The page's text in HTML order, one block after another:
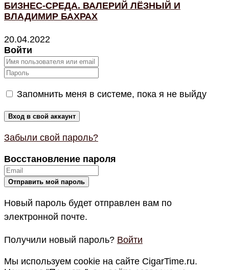
БИЗНЕС-СРЕДА. ВАЛЕРИЙ ЛЁЗНЫЙ И
ВЛАДИМИР БАХРАХ
20.04.2022
Войти
Запомнить меня в системе, пока я не выйду
Забыли свой пароль?
Восстановление пароля
Новый пароль будет отправлен вам по
электронной почте.
Получили новый пароль? Войти
Мы используем cookie на сайте CigarTime.ru.